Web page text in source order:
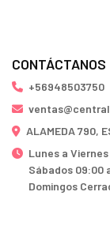
CONTÁCTANOS
+56948503750
ALAMEDA 790,
Lunes a
Sábados 09:00
Domingos